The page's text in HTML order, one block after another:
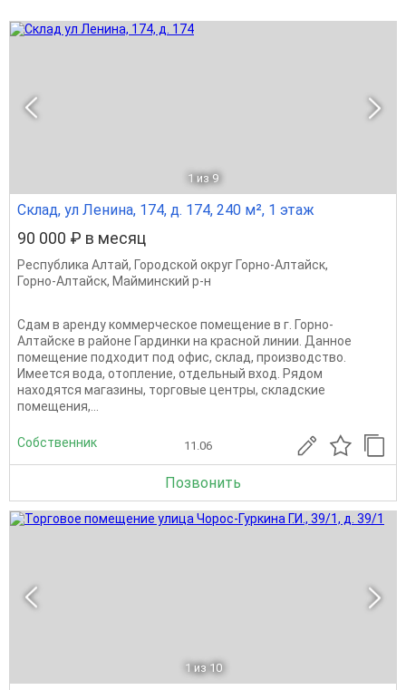
1 из 9
Склад, ул Ленина, 174, д. 174, 240 м², 1 этаж
90 000 ₽ в месяц
Республика Алтай, Городской округ Горно-Алтайск,
Горно-Алтайск, Майминский р-н
Сдам в аренду коммерческое помещение в г. Горно-
Алтайске в районе Гардинки на красной линии. Данное
помещение подходит под офис, склад, производство.
Имеется вода, отопление, отдельный вход. Рядом
находятся магазины, торговые центры, складские
помещения,...
Собственник 11.06
Позвонить
1 из 10